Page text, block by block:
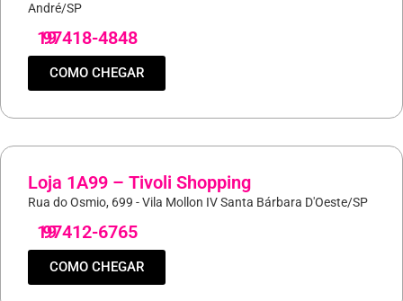
André/SP
19
97418-4848
COMO CHEGAR
Loja 1A99 – Tivoli Shopping
Rua do Osmio, 699 - Vila Mollon IV Santa Bárbara D'Oeste/SP
19
97412-6765
COMO CHEGAR